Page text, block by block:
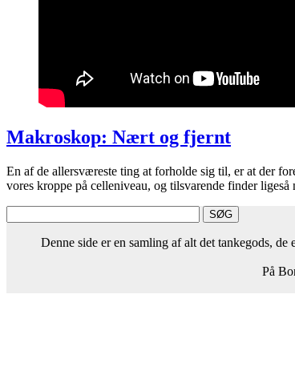
Makroskop: Nært og fjernt
En af de allersværeste ting at forholde sig til, er at der
vores kroppe på celleniveau, og tilsvarende finder
Denne side er en samling af alt det tankegods,
På